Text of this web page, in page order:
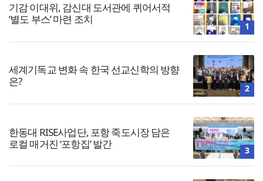
기감 이대위, 감신대 도서관에 퀴어서적
‘별도 부스’ 마련 조치
1
세계기독교 변화 속 한국 선교신학의 방향
은?
2
한동대 RISE사업단, 포항 죽도시장 담은
로컬 매거진 ‘포항집’ 발간
3